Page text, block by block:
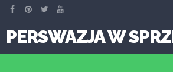
PERSWAZJA W